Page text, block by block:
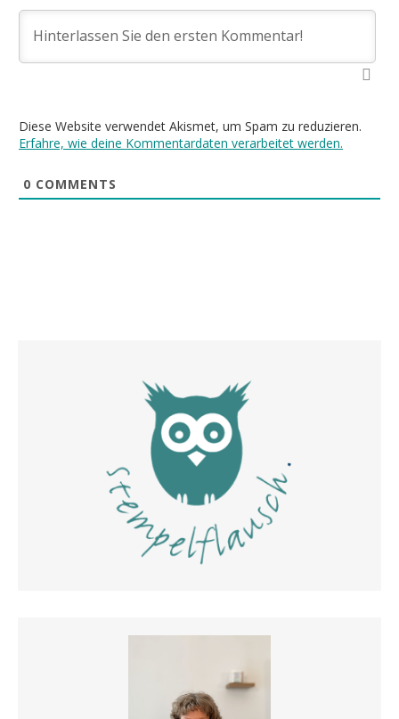
Diese Website verwendet Akismet, um Spam zu reduzieren.
Erfahre, wie deine Kommentardaten verarbeitet werden.
0 COMMENTS